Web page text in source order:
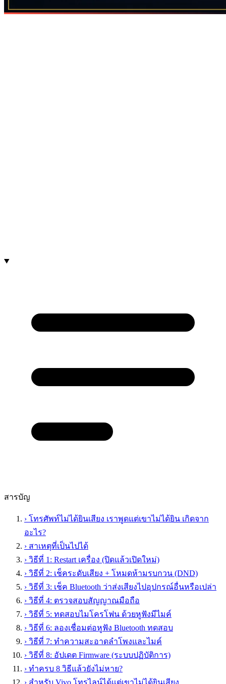
สารบัญ
› โทรศัพท์ไม่ได้ยินเสียง เราพูดแต่เขาไม่ได้ยิน เกิดจาก
อะไร?
› สาเหตุที่เป็นไปได้
› วิธีที่ 1: Restart เครื่อง (ปิดแล้วเปิดใหม่)
› วิธีที่ 2: เช็คระดับเสียง + โหมดห้ามรบกวน (DND)
› วิธีที่ 3: เช็ค Bluetooth ว่าส่งเสียงไปอุปกรณ์อื่นหรือเปล่า
› วิธีที่ 4: ตรวจสอบสัญญาณมือถือ
› วิธีที่ 5: ทดสอบไมโครโฟน ด้วยหูฟังมีไมค์
› วิธีที่ 6: ลองเชื่อมต่อหูฟัง Bluetooth ทดสอบ
› วิธีที่ 7: ทำความสะอาดลำโพงและไมค์
› วิธีที่ 8: อัปเดต Firmware (ระบบปฏิบัติการ)
› ทำครบ 8 วิธีแล้วยังไม่หาย?
› สำหรับ Vivo โทรไลน์ได้แต่เขาไม่ได้ยินเสียง